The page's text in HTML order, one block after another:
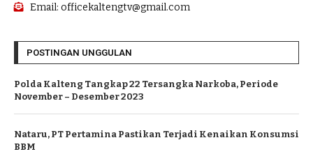
Email: officekaltengtv@gmail.com
POSTINGAN UNGGULAN
Polda Kalteng Tangkap 22 Tersangka Narkoba, Periode
November – Desember 2023
Nataru, PT Pertamina Pastikan Terjadi Kenaikan Konsumsi
BBM